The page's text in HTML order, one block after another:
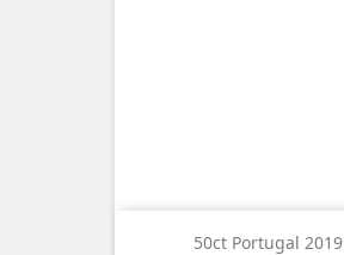
50ct Portugal 2019